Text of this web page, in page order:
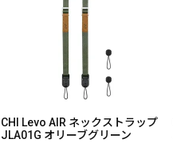
CHI Levo AIR ネックストラップ
JLA01G オリーブグリーン